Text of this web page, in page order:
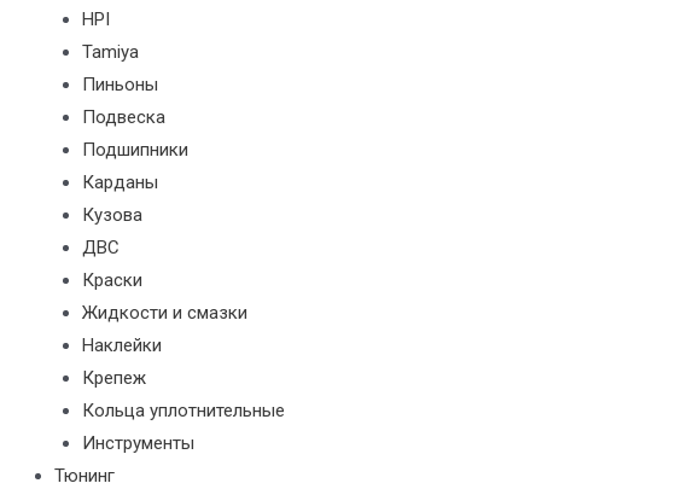
HPI
Tamiya
Пиньоны
Подвеска
Подшипники
Карданы
Кузова
ДВС
Краски
Жидкости и смазки
Наклейки
Крепеж
Кольца уплотнительные
Инструменты
Тюнинг